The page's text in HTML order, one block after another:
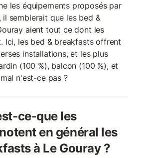
les équipements proposés par
il semblerait que les bed &
aient tout ce dont les
Ici, les bed & breakfasts offrent
installations, et les plus
(100 %), balcon (100 %), et
n'est-ce pas ?
ce-que les
en général les
à Le Gouray ?